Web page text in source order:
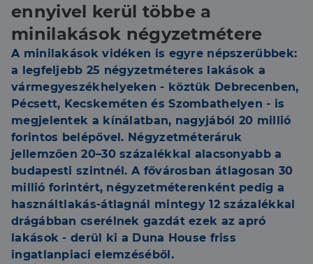
ennyivel kerül többe a
minilakások négyzetmétere
A minilakások vidéken is egyre népszerűbbek:
a legfeljebb 25 négyzetméteres lakások a
vármegyeszékhelyeken - köztük Debrecenben,
Pécsett, Kecskeméten és Szombathelyen - is
megjelentek a kínálatban, nagyjából 20 millió
forintos belépővel. Négyzetméteráruk
jellemzően 20–30 százalékkal alacsonyabb a
budapesti szintnél. A fővárosban átlagosan 30
millió forintért, négyzetméterenként pedig a
használtlakás-átlagnál mintegy 12 százalékkal
drágábban cserélnek gazdát ezek az apró
lakások - derül ki a Duna House friss
ingatlanpiaci elemzéséből.